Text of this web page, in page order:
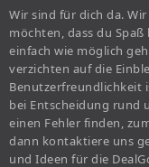
Wir sind für dich da.
möchten, dass du
einfach wie möglich
verzichten auf die
Benutzerfreundlichkeit
bei Entscheidung rund
einen Fehler finden,
dann kontaktiere uns
und Ideen für die